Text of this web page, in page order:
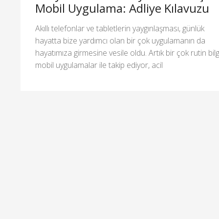
Mobil Uygulama: Adliye Kılavuzu
Akıllı telefonlar ve tabletlerin yaygınlaşması, günlük
hayatta bize yardımcı olan bir çok uygulamanın da
hayatımıza girmesine vesile oldu. Artık bir çok rutin
mobil uygulamalar ile takip ediyor, acil